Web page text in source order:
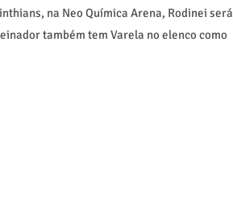
na Neo Química Arena, Rodinei será
também tem Varela no elenco como